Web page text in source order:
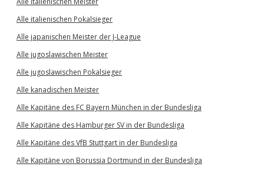
Alle italienischen Pokalsieger
Alle japanischen Meister der J-League
Alle jugoslawischen Meister
Alle jugoslawischen Pokalsieger
Alle kanadischen Meister
Alle Kapitäne des FC Bayern München in der Bundesliga
Alle Kapitäne des Hamburger SV in der Bundesliga
Alle Kapitäne des VfB Stuttgart in der Bundesliga
Alle Kapitäne von Borussia Dortmund in der Bundesliga